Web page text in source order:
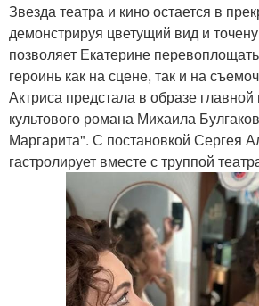
Звезда театра и кино остается в
демонстрируя цветущий вид и
позволяет Екатерине
героинь как на сцене, так и на
Актриса предстала в образе главной
культового романа Михаила
Маргарита". С постановкой Сергея
гастролирует вместе с труппой